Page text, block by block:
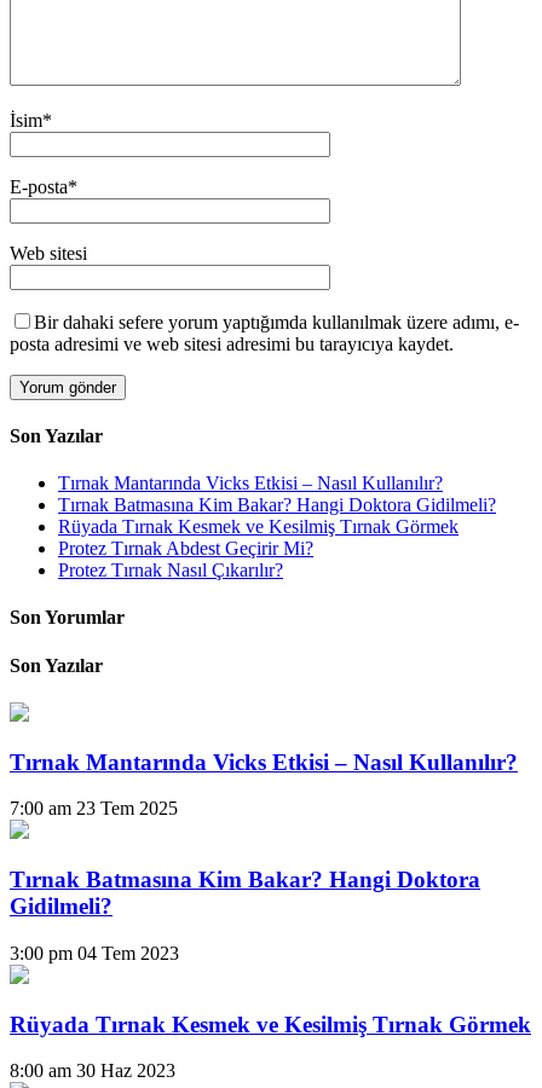
İsim*
E-posta*
Web sitesi
Bir dahaki sefere yorum yaptığımda kullanılmak üzere adımı, e-
posta adresimi ve web sitesi adresimi bu tarayıcıya kaydet.
Son Yazılar
Tırnak Mantarında Vicks Etkisi – Nasıl Kullanılır?
Tırnak Batmasına Kim Bakar? Hangi Doktora Gidilmeli?
Rüyada Tırnak Kesmek ve Kesilmiş Tırnak Görmek
Protez Tırnak Abdest Geçirir Mi?
Protez Tırnak Nasıl Çıkarılır?
Son Yorumlar
Son Yazılar
Tırnak Mantarında Vicks Etkisi – Nasıl Kullanılır?
7:00 am 23 Tem 2025
Tırnak Batmasına Kim Bakar? Hangi Doktora
Gidilmeli?
3:00 pm 04 Tem 2023
Rüyada Tırnak Kesmek ve Kesilmiş Tırnak Görmek
8:00 am 30 Haz 2023